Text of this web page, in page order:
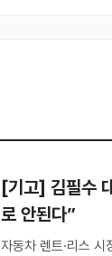
[기고] 김필수
로 안된다”
자동차 렌트·리스